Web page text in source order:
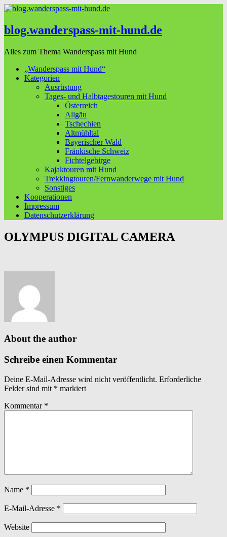
blog.wanderspass-mit-hund.de
Alles zum Thema Wanderspass mit Hund
„Wanderspass mit Hund“
Kategorien
Ausrüstung
Tages- und Halbtagestouren mit Hund
Österreich
Allgäu
Tschechien
Altmühltal
Bayerischer Wald
Fränkische Schweiz
Fichtelgebirge
Kajaktouren mit Hund
Trekkingtouren/Fernwanderwege mit Hund
Sonstiges
Kooperationen
Impressum
Datenschutzerklärung
OLYMPUS DIGITAL CAMERA
About the author
Schreibe einen Kommentar
Deine E-Mail-Adresse wird nicht veröffentlicht. Erforderliche
Felder sind mit * markiert
Kommentar *
Name *
E-Mail-Adresse *
Website